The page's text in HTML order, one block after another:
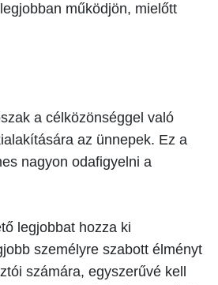
működjön, mielőtt
a célközönséggel való
az ünnepek. Ez a
nagyon odafigyelni a
legjobbat hozza ki
személyre szabott élményt
számára, egyszerűvé kell